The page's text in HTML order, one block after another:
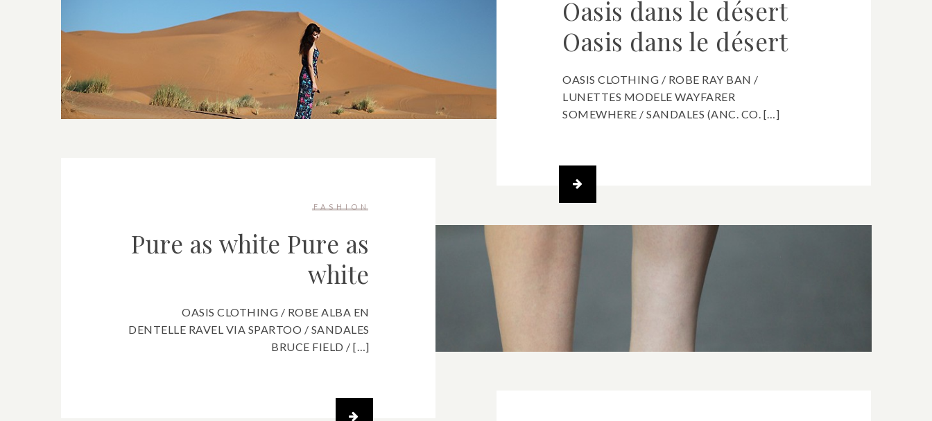
Oasis dans le désert
Oasis dans le désert
OASIS CLOTHING / ROBE RAY BAN /
LUNETTES MODELE WAYFARER
SOMEWHERE / SANDALES (ANC. CO. […]
FASHION
Pure as white Pure as
white
OASIS CLOTHING / ROBE ALBA EN
DENTELLE RAVEL VIA SPARTOO / SANDALES
BRUCE FIELD / […]